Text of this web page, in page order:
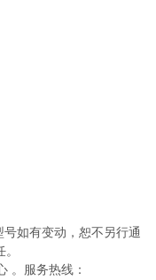
如有变动，恕不另行通
。服务热线：